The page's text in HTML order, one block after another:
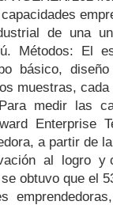
de una
Métodos: El
básico, diseño
muestras,
Para medir las
Enterprise
a partir de
al logro y
obtuvo que el